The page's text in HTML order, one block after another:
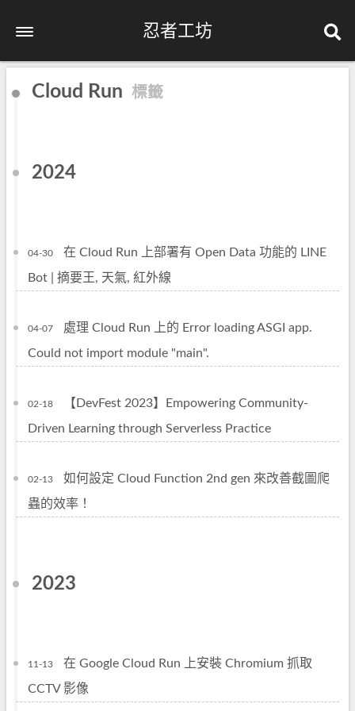
忍者工坊
Cloud Run 標籤
2024
04-30
在 Cloud Run 上部署有 Open Data 功能的 LINE
Bot | 摘要王, 天氣, 紅外線
04-07
處理 Cloud Run 上的 Error loading ASGI app.
Could not import module "main".
02-18
【DevFest 2023】Empowering Community-
Driven Learning through Serverless Practice
02-13
如何設定 Cloud Function 2nd gen 來改善截圖爬
蟲的效率！
2023
11-13
在 Google Cloud Run 上安裝 Chromium 抓取
CCTV 影像